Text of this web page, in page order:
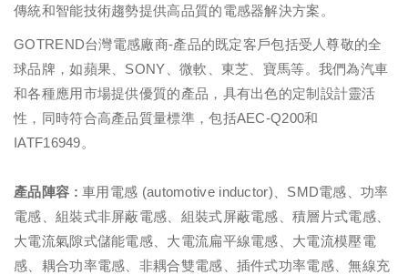
傳統和智能技術趨勢提供高品質的電感器解決方案。
GOTREND台灣電感廠商-產品的既定客戶包括受人尊敬的全
球品牌，如蘋果、SONY、微軟、東芝、寶馬等。我們為汽車
和各種應用市場提供優質的產品，具有出色的定制設計靈活
性，同時符合高產品質量標準，包括AEC-Q200和
IATF16949。
產品陣容 :車用電感 (automotive inductor)、SMD電感、功率
電感、 組裝式非屏蔽電感、 組裝式屏蔽電感、積層片式電感、
大電流氣隙式儲能電感、 大電流扁平線電感、 大電流模壓電
感、 耦合功率電感、 非耦合雙電感、 插件式功率電感、無線充